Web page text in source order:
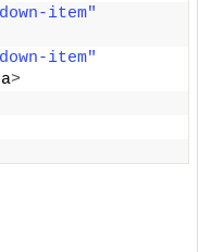
item"
item"
>